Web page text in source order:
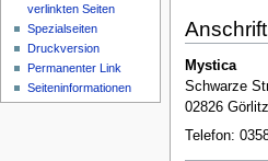
Anschrift
Mystica
Schwarze
02826 Görlitz
Telefon:
verlinkten Seiten
Spezialseiten
Druckversion
Permanenter Link
Seiten­informationen